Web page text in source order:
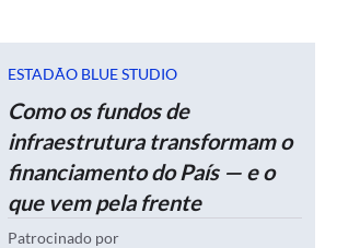
ESTADÃO BLUE STUDIO
Como os fundos de
infraestrutura transformam o
financiamento do País — e o
que vem pela frente
Patrocinado por